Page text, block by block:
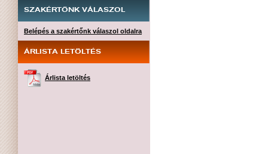
SZAKÉRTŐNK VÁLASZOL
Belépés a szakértőnk válaszol oldalra
ÁRLISTA LETÖLTÉS
Árlista letöltés